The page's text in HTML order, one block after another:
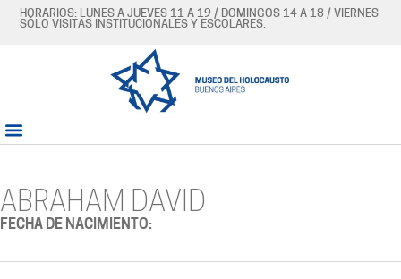
HORARIOS: LUNES A JUEVES 11 A 19 / DOMINGOS 14 A 18 / VIERNES
SÓLO VISITAS INSTITUCIONALES Y ESCOLARES.
ABRAHAM DAVID
FECHA DE NACIMIENTO: